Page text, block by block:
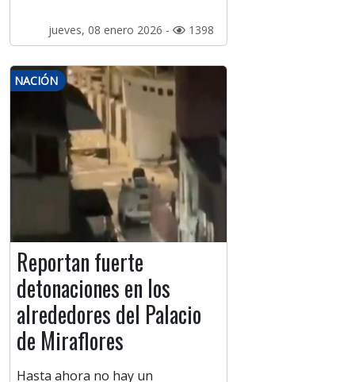
jueves, 08 enero 2026 - 1398
NACIÓN
Reportan fuerte
detonaciones en los
alrededores del Palacio
de Miraflores
Hasta ahora no hay un